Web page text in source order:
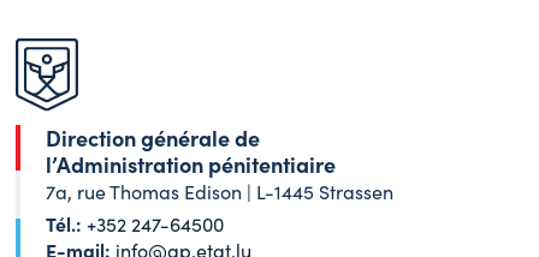
Direction générale de
l’Administration pénitentiaire
7a, rue Thomas Edison | L-1445 Strassen
Tél.: +352 247-64500
E-mail: info@ap.etat.lu